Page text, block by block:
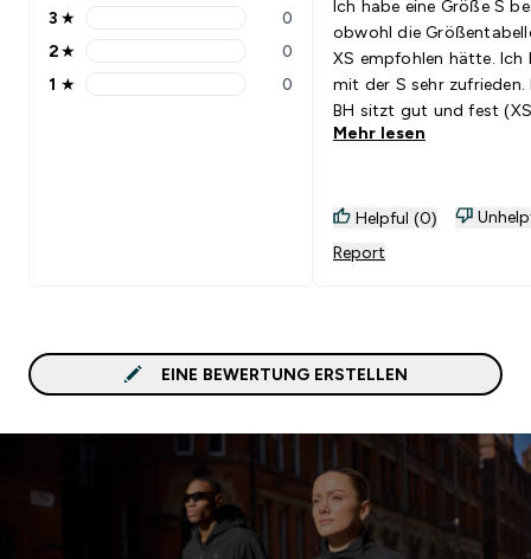
3 stars rating 0 reviews
3 ★ 0
2 stars rating 0 reviews
2★ 0
1 stars rating 0 reviews
1 ★ 0
Ich habe eine Größe S
obwohl die
XS empfohlen hätte. Ich
mit der S sehr zufrieden.
BH sitzt gut und fest
wirklich zu klein gewesen).
noch besser in der Größe
persönlich habe einen
empfehlen :)
Mehr lesen
Helpful (0)
Report
EINE BEWERTUNG ERSTELLEN